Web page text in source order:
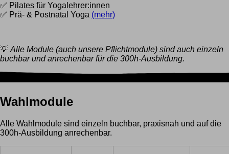
✅ Pilates für Yogalehrer:innen
✅ Prä- & Postnatal Yoga (mehr)
💡 Alle Module (auch unsere Pflichtmodule) sind auch einzeln
buchbar und anrechenbar für die 300h-Ausbildung.
Wahlmodule
Alle Wahlmodule sind einzeln buchbar, praxisnah und auf die
300h-Ausbildung anrechenbar.